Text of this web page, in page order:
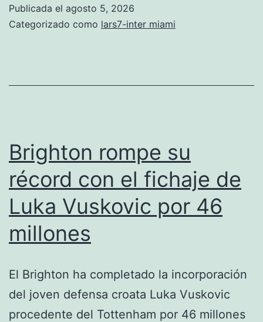
000
legado
solidario
con
los
Publicada el agosto 5, 2026
Categorizado como lars7-inter miami
Brighton rompe su
récord con el fichaje de
Luka Vuskovic por 46
millones
El Brighton ha completado la incorporación
del joven defensa croata Luka Vuskovic
procedente del Tottenham por 46 millones